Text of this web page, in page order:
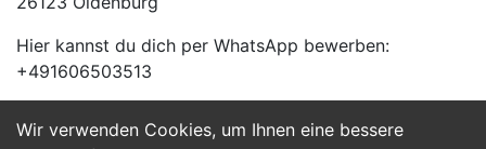
Wir verwenden Cookies, um Ihnen eine bessere
Hier kannst du dich per WhatsApp bewerben:
+491606503513